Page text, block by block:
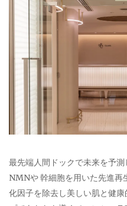
最先端人間ドックで未来を予
NMNや 幹細胞を用いた先進再
化因子を除去し美しい肌と健